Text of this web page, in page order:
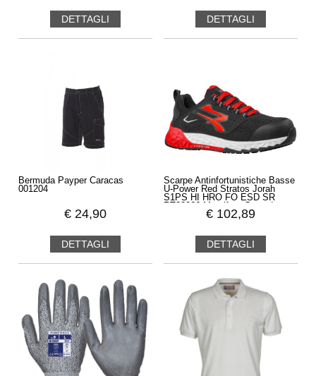
DETTAGLI DETTAGLI
Bermuda Payper Caracas
001204
€ 24,90
DETTAGLI
Scarpe Antinfortunistiche Basse
U-Power Red Stratos Jorah
S1PS HI HRO FO ESD SR
€ 102,89
DETTAGLI